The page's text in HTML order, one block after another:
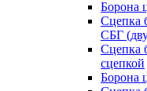
Борона
Сцепка
СБГ
Сцепка
сцепкой
Борона